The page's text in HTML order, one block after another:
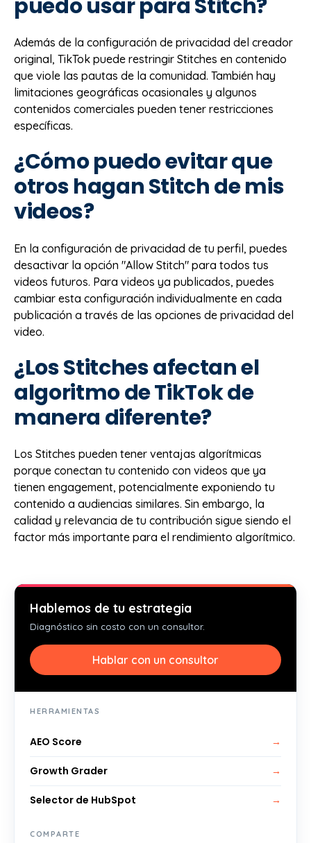
puedo usar para Stitch?
Además de la configuración de privacidad del creador
original, TikTok puede restringir Stitches en contenido
que viole las pautas de la comunidad. También hay
limitaciones geográficas ocasionales y algunos
contenidos comerciales pueden tener restricciones
específicas.
¿Cómo puedo evitar que
otros hagan Stitch de mis
videos?
En la configuración de privacidad de tu perfil, puedes
desactivar la opción "Allow Stitch" para todos tus
videos futuros. Para videos ya publicados, puedes
cambiar esta configuración individualmente en cada
publicación a través de las opciones de privacidad del
video.
¿Los Stitches afectan el
algoritmo de TikTok de
manera diferente?
Los Stitches pueden tener ventajas algorítmicas
porque conectan tu contenido con videos que ya
tienen engagement, potencialmente exponiendo tu
contenido a audiencias similares. Sin embargo, la
calidad y relevancia de tu contribución sigue siendo el
factor más importante para el rendimiento algorítmico.
Hablemos de tu estrategia
Diagnóstico sin costo con un consultor.
Hablar con un consultor
HERRAMIENTAS
AEO Score →
Growth Grader →
Selector de HubSpot →
COMPARTE